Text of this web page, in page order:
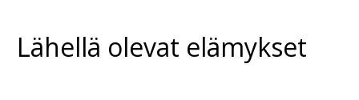
Lähellä olevat elämykset